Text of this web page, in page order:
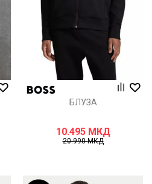
БЛУЗА
10.495 МКД
20.990МКД